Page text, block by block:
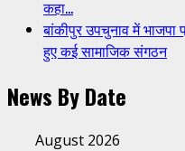
कहा…
बांकीपुर उपचुनाव में भाजपा
हुए कई सामाजिक संगठन
News By Date
August 2026